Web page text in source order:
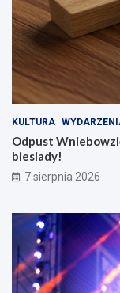
KULTURA
Odpust
biesiady!
7 sierpnia 2026